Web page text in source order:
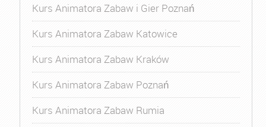
Kurs Animatora Zabaw i Gier Poznań
Kurs Animatora Zabaw Katowice
Kurs Animatora Zabaw Kraków
Kurs Animatora Zabaw Poznań
Kurs Animatora Zabaw Rumia